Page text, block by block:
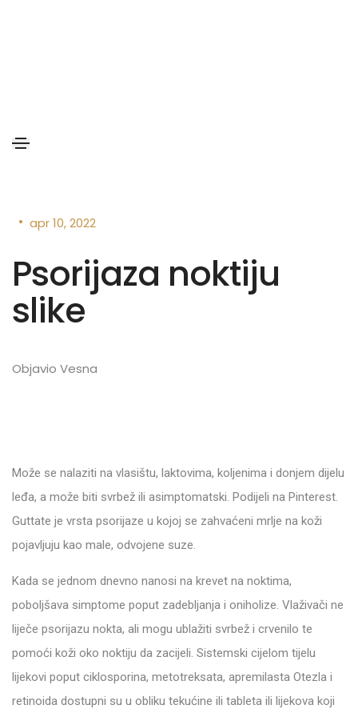
• apr 10, 2022
Psorijaza noktiju
slike
Objavio Vesna
Može se nalaziti na vlasištu, laktovima, koljenima i donjem dijelu
leđa, a može biti svrbež ili asimptomatski. Podijeli na Pinterest.
Guttate je vrsta psorijaze u kojoj se zahvaćeni mrlje na koži
pojavljuju kao male, odvojene suze.
Kada se jednom dnevno nanosi na krevet na noktima,
poboljšava simptome poput zadebljanja i oniholize. Vlaživači ne
liječe psorijazu nokta, ali mogu ublažiti svrbež i crvenilo te
pomoći koži oko noktiju da zacijeli. Sistemski cijelom tijelu
lijekovi poput ciklosporina, metotreksata, apremilasta Otezla i
retinoida dostupni su u obliku tekućine ili tableta ili lijekova koji